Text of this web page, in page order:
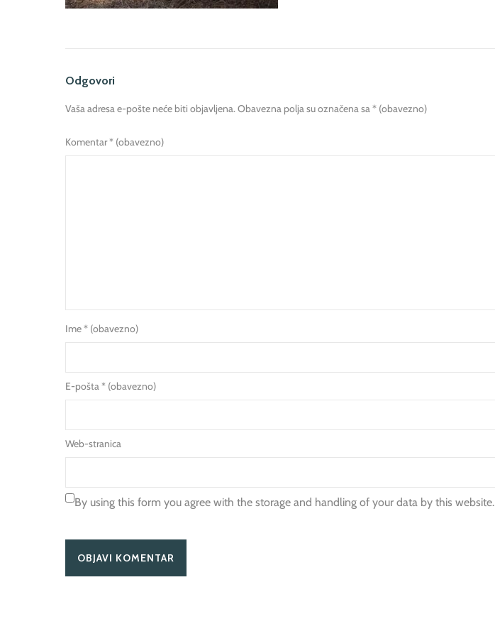
Odgovori
Vaša adresa e-pošte neće biti objavljena. Obavezna polja su označena sa * (obavezno)
Komentar* (obavezno)
Ime* (obavezno)
E-pošta* (obavezno)
Web-stranica
By using this form you agree with the storage and handling of your data by this website.